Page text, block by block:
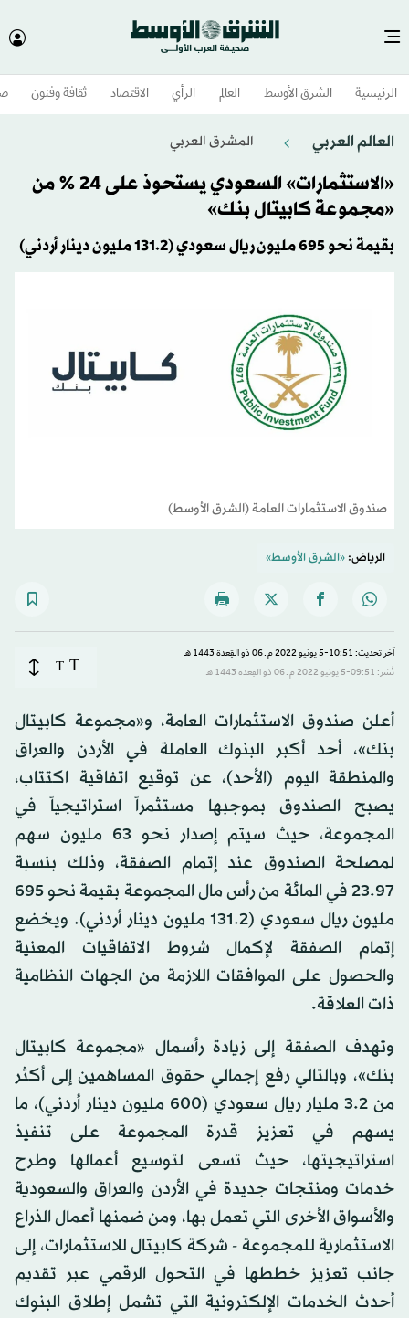
الرئيسية الشرق الأوسط​ العالم الرأي الاقتصاد ثقافة وفنون
العالم العربي المشرق العربي
«الاستثمارات» السعودي يستحوذ على 24 % من
«مجموعة كابيتال بنك»
بقيمة نحو 695 مليون ريال سعودي (131.2 مليون دينار أردني)
صندوق الاستثمارات العامة (الشرق الأوسط)
الرياض:«الشرق الأوسط»
آخر تحديث: 10:51-5 يونيو 2022 م ـ 06 ذو القِعدة 1443 هـ
نُشر: 09:51-5 يونيو 2022 م ـ 06 ذو القِعدة 1443 هـ
T
T
أعلن صندوق الاستثمارات العامة، و«مجموعة كابيتال
بنك»، أحد أكبر البنوك العاملة في الأردن والعراق
والمنطقة اليوم (الأحد)، عن توقيع اتفاقية اكتتاب،
يصبح الصندوق بموجبها مستثمراً استراتيجياً في
المجموعة، حيث سيتم إصدار نحو 63 مليون سهم
لمصلحة الصندوق عند إتمام الصفقة، وذلك بنسبة
23.97 في المائة من رأس مال المجموعة بقيمة نحو 695
مليون ريال سعودي (131.2 مليون دينار أردني). ويخضع
إتمام الصفقة لإكمال شروط الاتفاقيات المعنية
والحصول على الموافقات اللازمة من الجهات النظامية
ذات العلاقة.
وتهدف الصفقة إلى زيادة رأسمال «مجموعة كابيتال
بنك»، وبالتالي رفع إجمالي حقوق المساهمين إلى أكثر
من 3.2 مليار ريال سعودي (600 مليون دينار أردني)، ما
يسهم في تعزيز قدرة المجموعة على تنفيذ
استراتيجيتها، حيث تسعى لتوسيع أعمالها وطرح
خدمات ومنتجات جديدة في الأردن والعراق والسعودية
والأسواق الأخرى التي تعمل بها، ومن ضمنها أعمال الذراع
الاستثمارية للمجموعة - شركة كابيتال للاستثمارات، إلى
جانب تعزيز خططها في التحول الرقمي عبر تقديم
أحدث الخدمات الإلكترونية التي تشمل إطلاق البنوك